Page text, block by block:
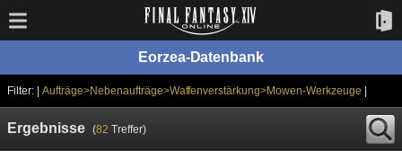
Eorzea-Datenbank
Filter: | Aufträge>Nebenaufträge>Waffenverstärkung>Mowen-Werkzeuge
Ergebnisse (82 Treffer)